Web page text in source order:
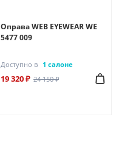
Оправа WEB EYEWEAR WE
5477 009
Доступно в 1 салоне
19 320 ₽ 24 150 ₽